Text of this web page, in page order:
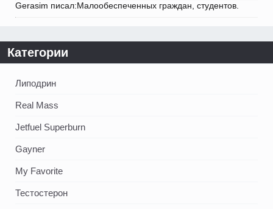
Gerasim писал:Малообеспеченных граждан, студентов.
Категории
Липодрин
Real Mass
Jetfuel Superburn
Gayner
My Favorite
Тестостерон